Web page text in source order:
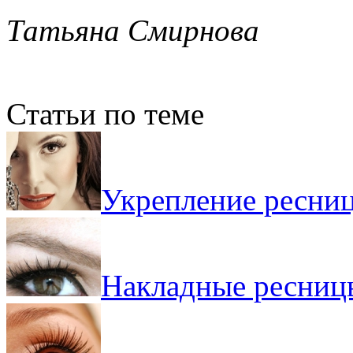
Татьяна Смирнова
Статьи по теме
Укрепление
Накладные